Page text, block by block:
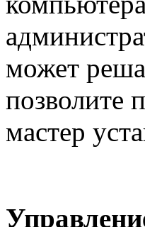
может
позволите
мастер